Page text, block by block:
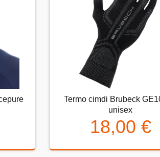
Termo cimdi Brubeck
unisex
18,00 €
Termo cimdi Brubeck
unisex
18,00 €